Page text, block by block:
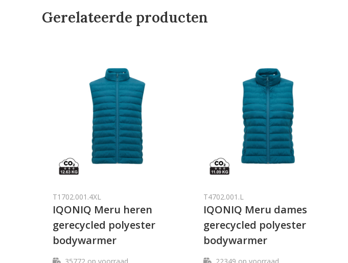
Gerelateerde producten
T1702.001.4XL
IQONIQ Meru heren
gerecycled polyester
bodywarmer
T4702.001.L
IQONIQ Meru dames
gerecycled polyester
bodywarmer